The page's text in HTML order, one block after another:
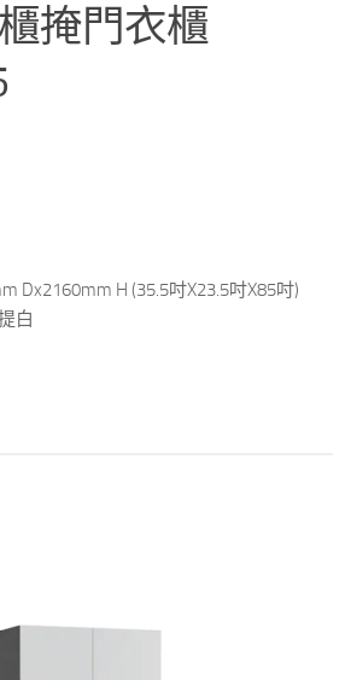
掩門衣櫃
Dx2160mm H (35.5吋X23.5吋X85吋)
白